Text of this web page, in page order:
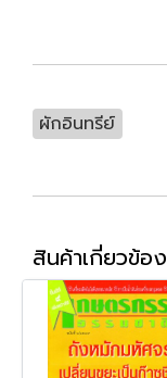
ผักอินทรีย์
สินค้าเกี่ยวข้อง